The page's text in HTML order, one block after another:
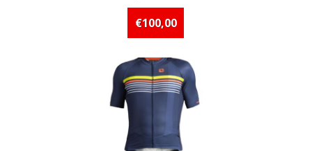
Beschikbaarheid:: Minder dan 5
stuks op voorraad
€100,00